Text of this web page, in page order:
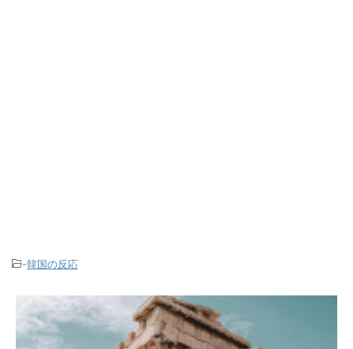
-韓国の反応